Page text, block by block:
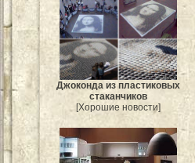
Джоконда из пластиковых
стаканчиков
[Хорошие новости]